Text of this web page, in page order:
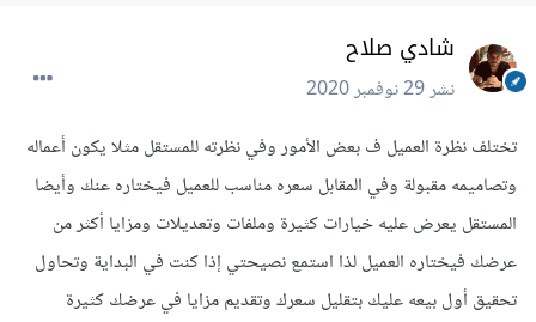
شادي صلاح
نشر29 نوفمبر 2020
تختلف نظرة العميل ف بعض الأمور وفي نظرته للمستقل مثلا يكون أعماله
وتصاميمه مقبولة وفي المقابل سعره مناسب للعميل فيختاره عنك وأيضا
المستقل يعرض عليه خيارات كثيرة وملفات وتعديلات ومزايا أكثر من
عرضك فيختاره العميل لذا استمع نصيحتي إذا كنت في البداية وتحاول
تحقيق أول بيعه عليك بتقليل سعرك وتقديم مزايا في عرضك كثيرة